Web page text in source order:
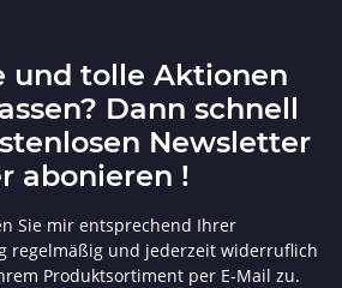
und tolle Aktionen
Dann schnell
Newsletter
abonieren !
Sie mir entsprechend Ihrer
regelmäßig und jederzeit widerruflich
Produktsortiment per E-Mail zu.